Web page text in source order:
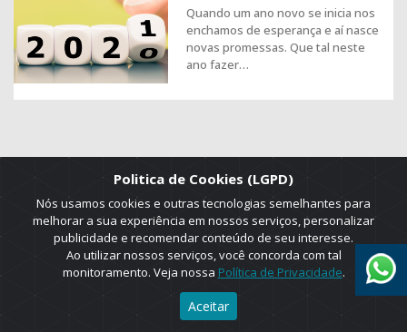
Quando um ano novo se inicia nos
enchamos de esperança e aí nasce
novas promessas. Que tal neste
ano fazer…
2025 © Copyright. ADRUS. Todos os direitos reservados. Designed by
AGT Online.
Politica de Cookies (LGPD)
Nós usamos cookies e outras tecnologias semelhantes para
melhorar a sua experiência em nossos serviços, personalizar
publicidade e recomendar conteúdo de seu interesse.
Ao utilizar nossos serviços, você concorda com tal
monitoramento. Veja nossa Política de Privacidade.
Aceitar